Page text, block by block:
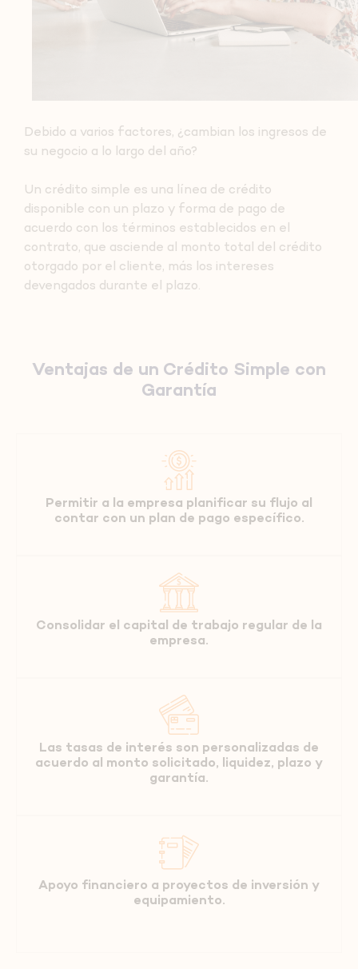
Debido a varios factores, ¿cambian los ingresos de
su negocio a lo largo del año?
Un crédito simple es una línea de crédito
disponible con un plazo y forma de pago de
acuerdo con los términos establecidos en el
contrato, que asciende al monto total del crédito
otorgado por el cliente, más los intereses
devengados durante el plazo.
Ventajas de un Crédito Simple con
Garantía
Permitir a la empresa planificar su flujo al
contar con un plan de pago específico.
Consolidar el capital de trabajo regular de la
empresa.
Las tasas de interés son personalizadas de
acuerdo al monto solicitado, liquidez, plazo y
garantía.
Apoyo financiero a proyectos de inversión y
equipamiento.